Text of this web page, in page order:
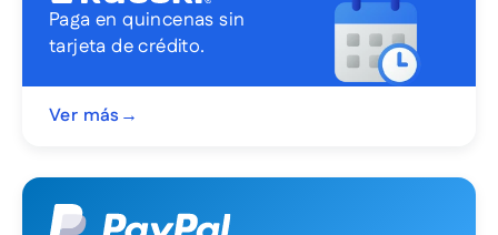
Paga en quincenas sin
tarjeta de crédito.
Ver más →